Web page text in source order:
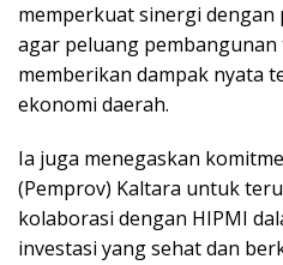
memperkuat sinergi
agar peluang
memberikan dampak nyata
ekonomi daerah.
Ia juga menegaskan
(Pemprov) Kaltara untuk
kolaborasi dengan HIPMI
investasi yang sehat dan